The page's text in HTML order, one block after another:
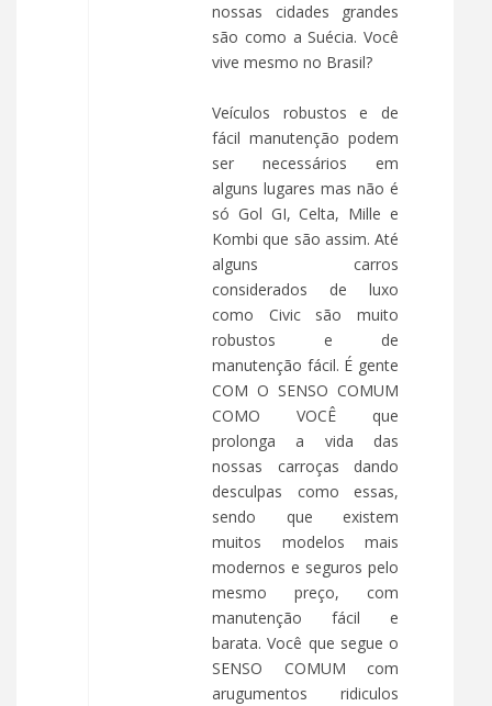
nossas cidades grandes
são como a Suécia. Você
vive mesmo no Brasil?
Veículos robustos e de
fácil manutenção podem
ser necessários em
alguns lugares mas não é
só Gol GI, Celta, Mille e
Kombi que são assim. Até
alguns carros
considerados de luxo
como Civic são muito
robustos e de
manutenção fácil. É gente
COM O SENSO COMUM
COMO VOCÊ que
prolonga a vida das
nossas carroças dando
desculpas como essas,
sendo que existem
muitos modelos mais
modernos e seguros pelo
mesmo preço, com
manutenção fácil e
barata. Você que segue o
SENSO COMUM com
arugumentos ridiculos